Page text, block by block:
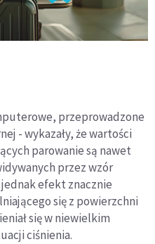
przeprowadzone
- wykazały, że wartości
parowanie są nawet
przez wzór
efekt znacznie
się z powierzchni
się w niewielkim
ciśnienia.